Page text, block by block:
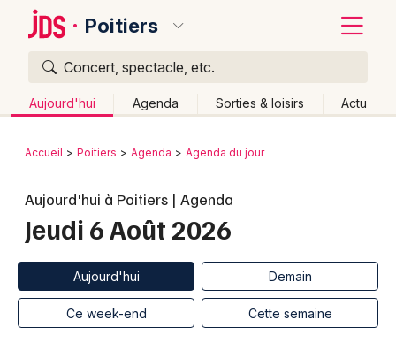
Poitiers
Concert, spectacle, etc.
Aujourd'hui Agenda Sorties & loisirs Actu
Publier un événement
Grands événements
Activité & Expérience
Colmar
Lille
Lyon
Marseille
Retour
Accueil Poitiers Agenda Agenda du jour
Aujourd'hui à Poitiers | Agenda
Jeudi 6 Août 2026
Aujourd'hui Demain
Ce week-end Cette semaine
Quoi ?
Où ?
Partout
Près de moi Changer de lieu
Quand ?
Aujourd'hui
Demain Ce week-end Autre